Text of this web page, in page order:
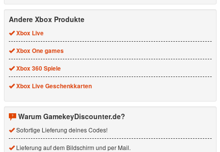
Andere Xbox Produkte
Xbox Live
Xbox One games
Xbox 360 Spiele
Xbox Live Geschenkkarten
Warum GamekeyDiscounter.de?
Sofortige Lieferung deines Codes!
Lieferung auf dem Bildschirm und per Mail.